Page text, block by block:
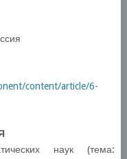
content/article/6-
наук (тема: